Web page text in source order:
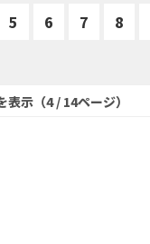
5 6 7 8
示（4 / 14ページ）